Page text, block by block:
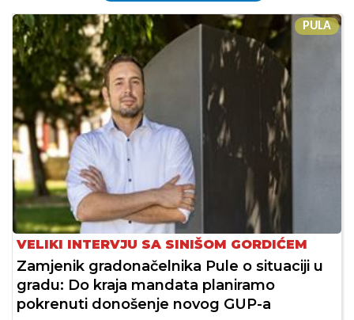
PULA
VELIKI INTERVJU SA SINIŠOM GORDIĆEM
Zamjenik gradonačelnika Pule o situaciji u
gradu: Do kraja mandata planiramo
pokrenuti donošenje novog GUP-a